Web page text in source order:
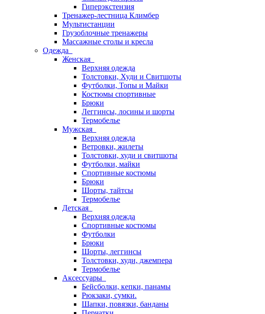
Гиперэкстензия
Тренажер-лестница Климбер
Мультистанции
Грузоблочные тренажеры
Массажные столы и кресла
Одежда
Женская
Верхняя одежда
Толстовки, Худи и Свитшоты
Футболки, Топы и Майки
Костюмы спортивные
Брюки
Леггинсы, лосины и шорты
Термобелье
Мужская
Верхняя одежда
Ветровки, жилеты
Толстовки, худи и свитшоты
Футболки, майки
Спортивные костюмы
Брюки
Шорты, тайтсы
Термобелье
Детская
Верхняя одежда
Спортивные костюмы
Футболки
Брюки
Шорты, леггинсы
Толстовки, худи, джемпера
Термобелье
Аксессуары
Бейсболки, кепки, панамы
Рюкзаки, сумки.
Шапки, повязки, банданы